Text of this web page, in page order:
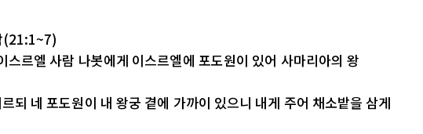
(21:1~7)
스르엘 사람 나봇에게 이스르엘에 포도원이 있어 사마리아의 왕
되 네 포도원이 내 왕궁 곁에 가까이 있으니 내게 주어 채소밭을 삼게